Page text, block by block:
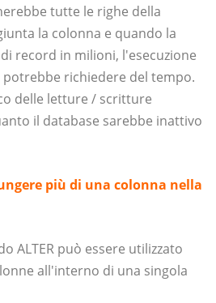
tutte le righe della
la colonna e quando la
record in milioni, l'esecuzione
potrebbe richiedere del tempo.
delle letture / scritture
il database sarebbe inattivo
più di una colonna nella
ALTER può essere utilizzato
all'interno di una singola